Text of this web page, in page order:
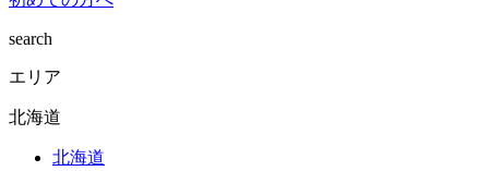
search
エリア
北海道
北海道